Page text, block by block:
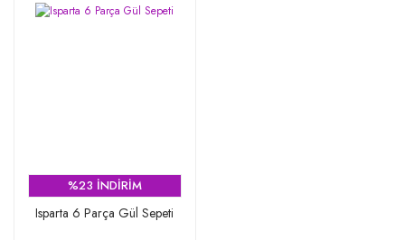
%23 İNDİRİM
Isparta 6 Parça Gül Sepeti